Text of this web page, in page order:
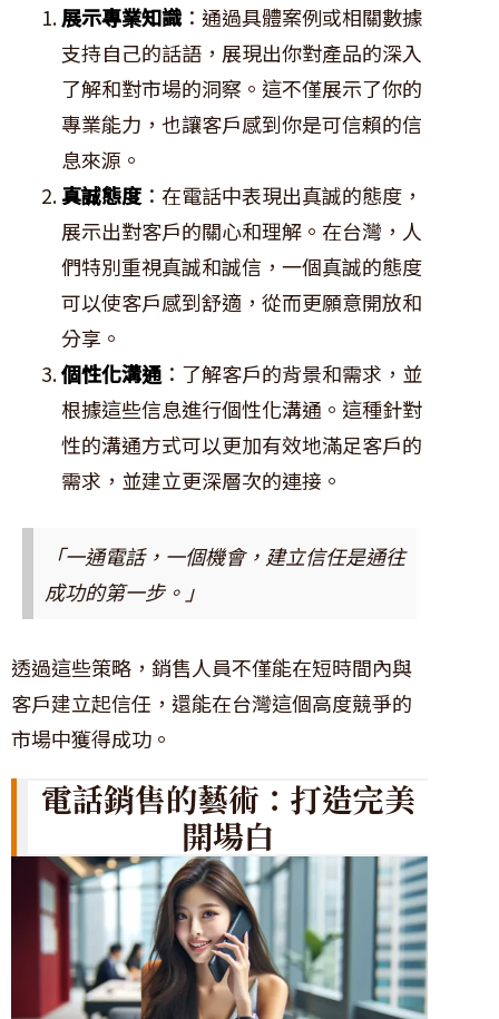
展示專業知識：通過具體案例或相關數據
支持自己的話語，展現出你對產品的深入
了解和對市場的洞察。這不僅展示了你的
專業能力，也讓客戶感到你是可信賴的信
息來源。
真誠態度 ：在電話中表現出真誠的態度，
展示出對客戶的關心和理解。在台灣，人
們特別重視真誠和誠信，一個真誠的態度
可以使客戶感到舒適，從而更願意開放和
分享。
個性化溝通 ：了解客戶的背景和需求，並
根據這些信息進行個性化溝通。這種針對
性的溝通方式可以更加有效地滿足客戶的
需求，並建立更深層次的連接。
「一通電話，一個機會，建立信任是通往
成功的第一步。」
透過這些策略，銷售人員不僅能在短時間內與
客戶建立起信任，還能在台灣這個高度競爭的
市場中獲得成功。
電話銷售的藝術：打造完美
開場白